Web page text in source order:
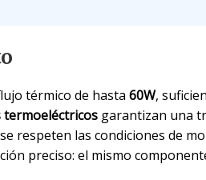
térmico de hasta 60W,
termoeléctricosgarantizan una
respeten las condiciones de
preciso: el mismo